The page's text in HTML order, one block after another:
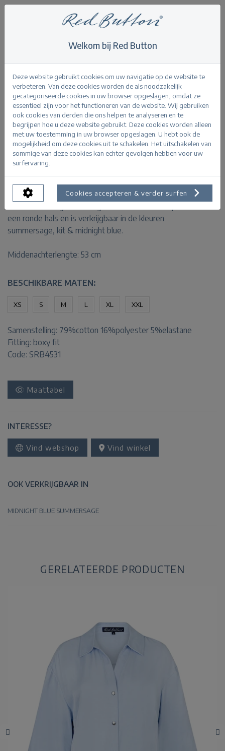
> Skyler scuba top
Terug
Skyler scuba top kit
PRODUCTINFORMATIE
De Skyler Scuba top heeft een boxy fit, korte mouwen
een ronde hals en is verkrijgbaar in de kleuren
summersage, kit & midnight blue.
Middenachterlengte: 53 cm
BESCHIKBARE MATEN:
XS S M L XL XXL
Samenstelling: 79%cotton 16%polyester 5%elastane
Fitting: boxy fit
Code: SRB4531
Maattabel
INTERESSE?
Vind webshop Vind winkel
OOK VERKRIJGBAAR IN
MIDNIGHT BLUE SUMMERSAGE
GERELATEERDE PRODUCTEN
Welkom bij Red Button
Deze website gebruikt cookies om uw navigatie op de website te
verbeteren. Van deze cookies worden de als noodzakelijk
gecategoriseerde cookies in uw browser opgeslagen, omdat ze
essentieel zijn voor het functioneren van de website. Wij gebruiken
ook cookies van derden die ons helpen te analyseren en te
begrijpen hoe u deze website gebruikt. Deze cookies worden alleen
met uw toestemming in uw browser opgeslagen. U hebt ook de
mogelijkheid om deze cookies uit te schakelen. Het uitschakelen van
sommige van deze cookies kan echter gevolgen hebben voor uw
surfervaring.
Cookies accepteren & verder surfen